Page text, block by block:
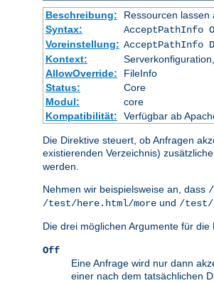
Beschreibung:
Ressourcen lassen
Syntax:
AcceptPathInfo
Voreinstellung: AcceptPathInfo
Kontext:
AllowOverride:
FileInfo
Status:
Core
Modul:
core
Kompatibilität:
Verfügbar ab
Die Direktive steuert, ob Anfragen
existierenden Verzeichnis)
werden.
Nehmen wir beispielsweise an, dass
/test/here.html/more und /test/
Die drei möglichen Argumente für die
Off
Eine Anfrage wird nur dann
einer nach dem tatsächlichen